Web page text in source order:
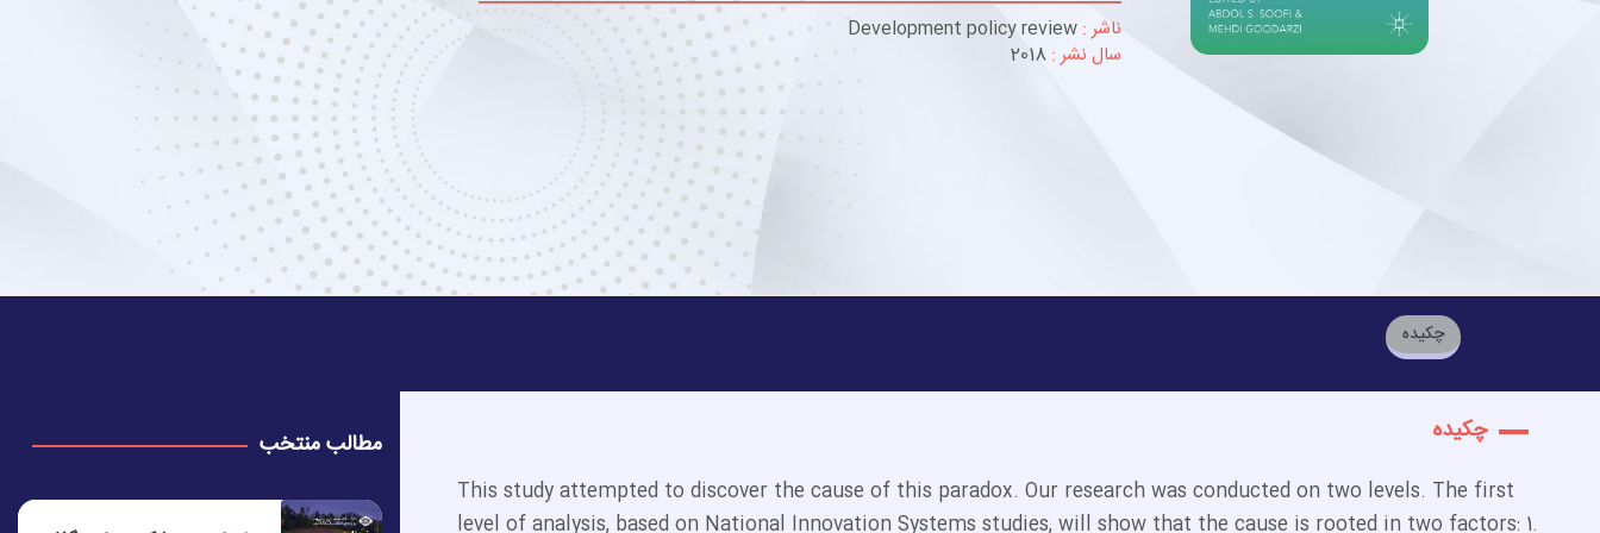
ناشر : Development policy review
سال نشر : 2018
چکیده
چکیده
This study attempted to discover the cause of this paradox. Our research was conducted on two levels. The first
level of analysis, based on National Innovation Systems studies, will show that the cause is rooted in two factors: 1.
مطالب منتخب